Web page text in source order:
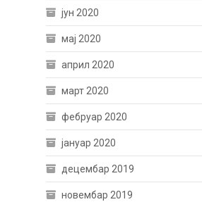
јун 2020
мај 2020
април 2020
март 2020
фебруар 2020
јануар 2020
децембар 2019
новембар 2019